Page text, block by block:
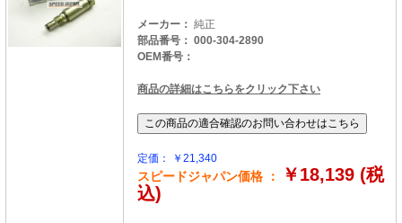
メーカー： 純正
部品番号： 000-304-2890
OEM番号：
商品の詳細はこちらをクリック下さい
定価： ￥21,340
スピードジャパン価格 ：
￥18,139 (税
込)